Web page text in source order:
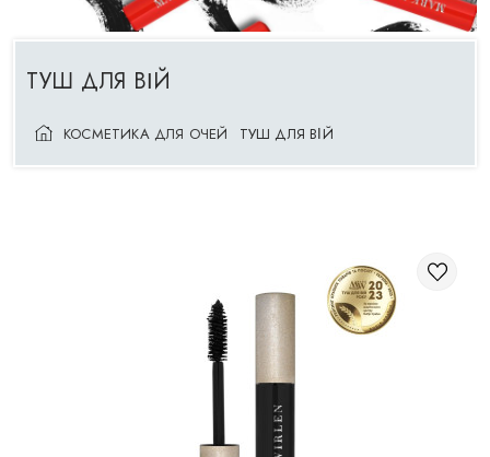
КОСМЕТИКА ДЛЯ БРІВ
КОСМЕТИКА ДЛЯ ГУБ
ТУШ ДЛЯ ВІЙ
КОСМЕТИКА ДЛЯ ОЧЕЙ ТУШ ДЛЯ ВІЙ